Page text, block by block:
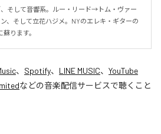
そして音響系。ルー・リード→トム・ヴァー
、そして立花ハジメ。NYのエレキ・ギターの
ります。
、 Spotify、 LINE MUSIC、 YouTube
などの音楽配信サービスで聴くこと